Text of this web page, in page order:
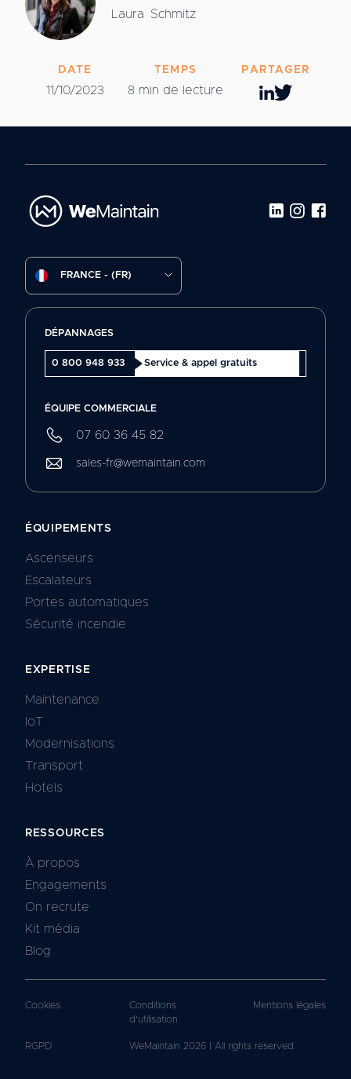
Laura Schmitz
DATE
11/10/2023
TEMPS
8 min de lecture
PARTAGER
FRANCE - (FR)
DÉPANNAGES
0 800 948 933 Service & appel gratuits
ÉQUIPE COMMERCIALE
07 60 36 45 82
sales-fr@wemaintain.com
ÉQUIPEMENTS
Ascenseurs
Escalateurs
Portes automatiques
Sécurité incendie
EXPERTISE
Maintenance
IoT
Modernisations
Transport
Hotels
RESSOURCES
À propos
Engagements
On recrute
Kit média
Blog
Cookies
Conditions
d'utilisation
Mentions légales
RGPD WeMaintain2026 |All rights reserved